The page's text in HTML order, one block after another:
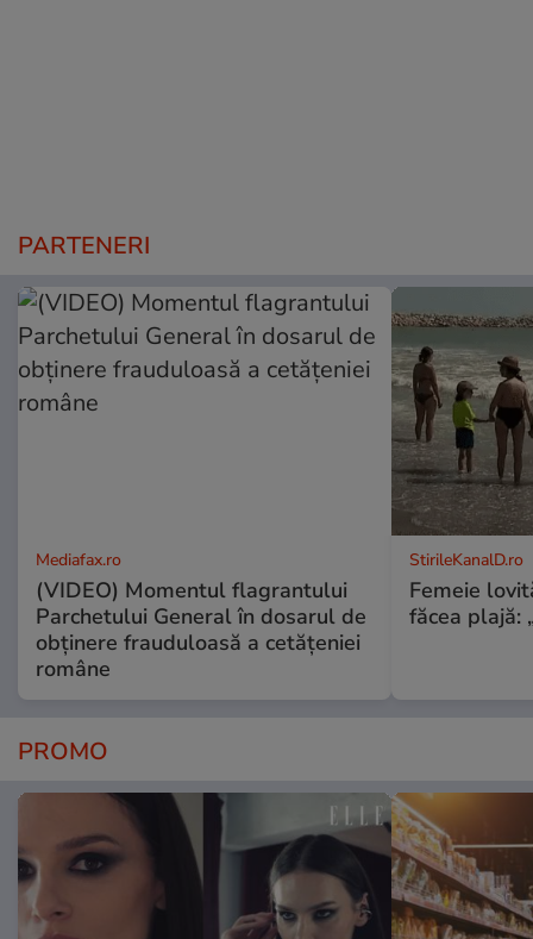
PARTENERI
Mediafax.ro
(VIDEO) Momentul flagrantului
Parchetului General în dosarul de
obținere frauduloasă a cetățeniei
române
StirileKanalD.ro
Femeie
făcea plajă:
PROMO